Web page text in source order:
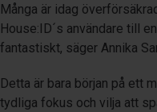
Många är idag
House:ID´s användare till
fantastiskt, säger Annika
Detta är bara början på ett
tydliga fokus och vilja att